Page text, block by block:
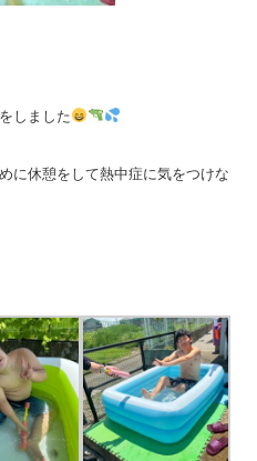
しました
に休憩をして熱中症に気をつけな